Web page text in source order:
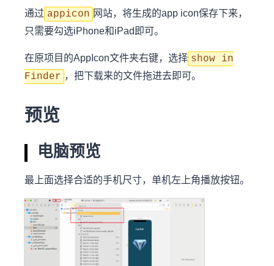
通过 appicon 网站，将生成的app icon保存下来，
只需要勾选iPhone和iPad即可。
在原项目的AppIcon文件夹右键，选择 show in
Finder ，把下载来的文件拖进去即可。
预览
电脑预览
最上面选择合适的手机尺寸，单机左上角播放按钮。